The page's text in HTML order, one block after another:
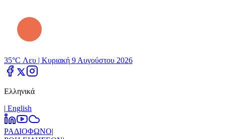
35°C Λευ | Κυριακή 9 Αυγούστου 2026
Ελληνικά
| Εnglish
ΡΑΔΙΟΦΩΝΟ|